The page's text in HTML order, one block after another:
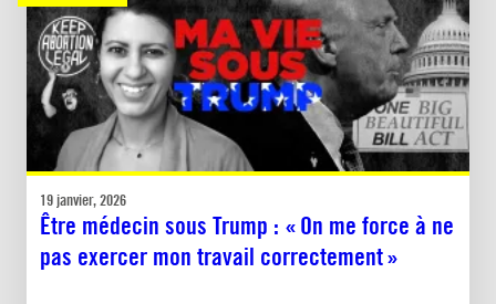
19 janvier, 2026
Être médecin sous Trump : « On me force à ne
pas exercer mon travail correctement »